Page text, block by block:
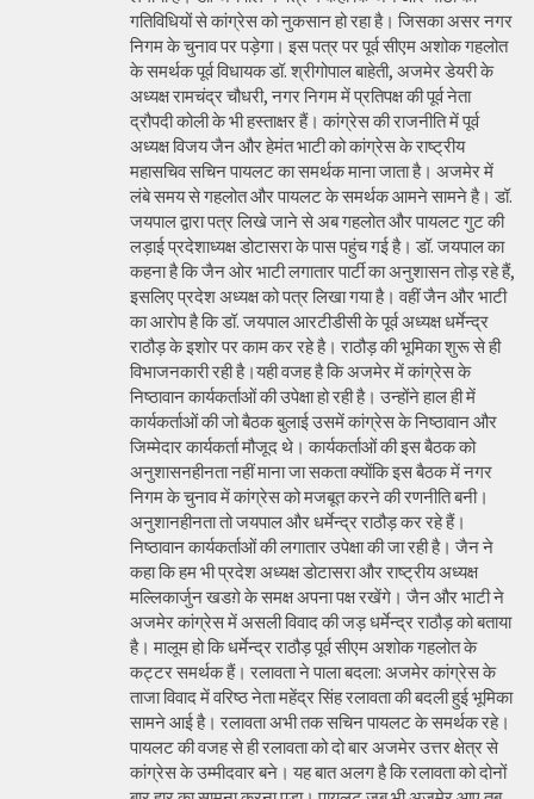
गतिविधियों से कांग्रेस को नुकसान हो रहा है। जिसका असर नगर
निगम के चुनाव पर पड़ेगा। इस पत्र पर पूर्व सीएम अशोक गहलोत
के समर्थक पूर्व विधायक डॉ. श्रीगोपाल बाहेती, अजमेर डेयरी के
अध्यक्ष रामचंद्र चौधरी, नगर निगम में प्रतिपक्ष की पूर्व नेता
द्रौपदी कोली के भी हस्ताक्षर हैं। कांग्रेस की राजनीति में पूर्व
अध्यक्ष विजय जैन और हेमंत भाटी को कांग्रेस के राष्ट्रीय
महासचिव सचिन पायलट का समर्थक माना जाता है। अजमेर में
लंबे समय से गहलोत और पायलट के समर्थक आमने सामने है। डॉ.
जयपाल द्वारा पत्र लिखे जाने से अब गहलोत और पायलट गुट की
लड़ाई प्रदेशाध्यक्ष डोटासरा के पास पहुंच गई है। डॉ. जयपाल का
कहना है कि जैन ओर भाटी लगातार पार्टी का अनुशासन तोड़ रहे हैं,
इसलिए प्रदेश अध्यक्ष को पत्र लिखा गया है। वहीं जैन और भाटी
का आरोप है कि डॉ. जयपाल आरटीडीसी के पूर्व अध्यक्ष धर्मेन्द्र
राठौड़ के इशोर पर काम कर रहे है। राठौड़ की भूमिका शुरू से ही
विभाजनकारी रही है।यही वजह है कि अजमेर में कांग्रेस के
निष्ठावान कार्यकर्ताओं की उपेक्षा हो रही है। उन्होंने हाल ही में
कार्यकर्ताओं की जो बैठक बुलाई उसमें कांग्रेस के निष्ठावान और
जिम्मेदार कार्यकर्ता मौजूद थे। कार्यकर्ताओं की इस बैठक को
अनुशासनहीनता नहीं माना जा सकता क्योंकि इस बैठक में नगर
निगम के चुनाव में कांग्रेस को मजबूत करने की रणनीति बनी।
अनुशानहीनता तो जयपाल और धर्मेन्द्र राठौड़ कर रहे हैं।
निष्ठावान कार्यकर्ताओं की लगातार उपेक्षा की जा रही है। जैन ने
कहा कि हम भी प्रदेश अध्यक्ष डोटासरा और राष्ट्रीय अध्यक्ष
मल्लिकार्जुन खडग़े के समक्ष अपना पक्ष रखेंगे। जैन और भाटी ने
अजमेर कांग्रेस में असली विवाद की जड़ धर्मेन्द्र राठौड़ को बताया
है। मालूम हो कि धर्मेन्द्र राठौड़ पूर्व सीएम अशोक गहलोत के
कट्टर समर्थक हैं। रलावता ने पाला बदला: अजमेर कांग्रेस के
ताजा विवाद में वरिष्ठ नेता महेंद्र सिंह रलावता की बदली हुई भूमिका
सामने आई है। रलावता अभी तक सचिन पायलट के समर्थक रहे।
पायलट की वजह से ही रलावता को दो बार अजमेर उत्तर क्षेत्र से
कांग्रेस के उम्मीदवार बने। यह बात अलग है कि रलावता को दोनों